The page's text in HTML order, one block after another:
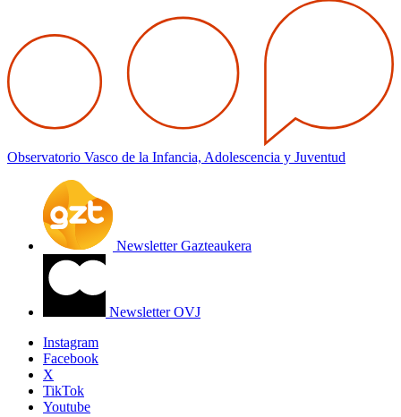
Observatorio Vasco de la Infancia, Adolescencia y Juventud
Newsletter Gazteaukera
Newsletter OVJ
Instagram
Facebook
X
TikTok
Youtube